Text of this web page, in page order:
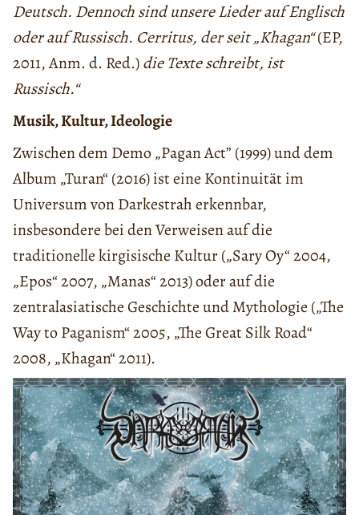
Deutsch. Dennoch sind unsere Lieder auf Englisch
oder auf Russisch. Cerritus, der seit „Khagan“(EP,
2011, Anm. d. Red.)die Texte schreibt, ist
Russisch.“
Musik, Kultur, Ideologie
Zwischen dem Demo „Pagan Act” (1999) und dem
Album „Turan“ (2016) ist eine Kontinuität im
Universum von Darkestrah erkennbar,
insbesondere bei den Verweisen auf die
traditionelle kirgisische Kultur („Sary Oy“ 2004,
„Epos“ 2007, „Manas“ 2013) oder auf die
zentralasiatische Geschichte und Mythologie („The
Way to Paganism“ 2005, „The Great Silk Road“
2008, „Khagan“ 2011).